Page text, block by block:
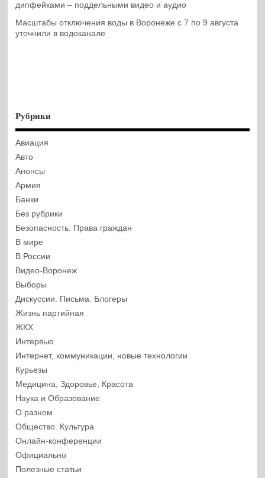
дипфейками – поддельными видео и аудио
Масштабы отключения воды в Воронеже с 7 по 9 августа
уточнили в водоканале
Рубрики
Авиация
Авто
Анонсы
Армия
Банки
Без рубрики
Безопасность. Права граждан
В мире
В России
Видео-Воронеж
Выборы
Дискуссии. Письма. Блогеры
Жизнь партийная
ЖКХ
Интервью
Интернет, коммуникации, новые технологии
Курьезы
Медицина, Здоровье, Красота
Наука и Образование
О разном
Общество. Культура
Онлайн-конференции
Официально
Полезные статьи